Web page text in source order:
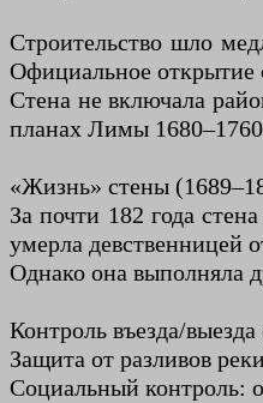
Строительство шло
Официальное открытие
Стена не включала
планах Лимы
«Жизнь» стены
За почти 182 года
умерла девственницей
Однако она выполняла
Контроль въезда/
Защита от разливов
Социальный контроль: